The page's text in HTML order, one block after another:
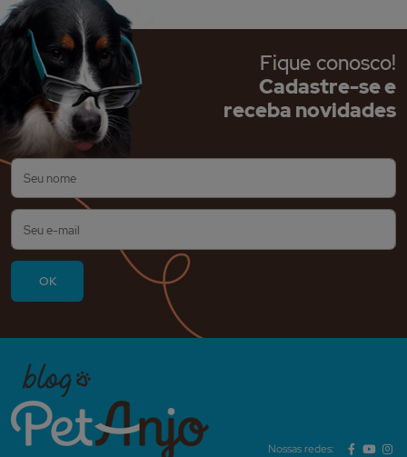
Fique conosco!
Cadastre-se e
receba novidades
Nossas redes: